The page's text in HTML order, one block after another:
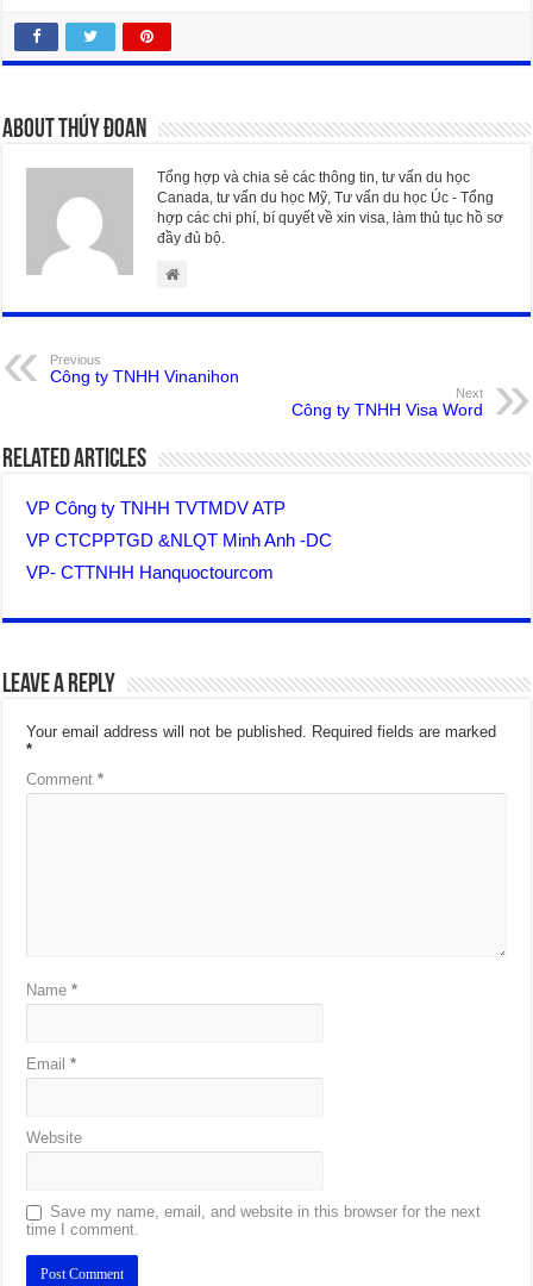
About Thúy Đoan
Tổng hợp và chia sẻ các thông tin, tư vấn du học
Canada, tư vấn du học Mỹ, Tư vấn du học Úc - Tổng
hợp các chi phí, bí quyết về xin visa, làm thủ tục hồ sơ
đầy đủ bộ.
Previous
Công ty TNHH Vinanihon
Next
Công ty TNHH Visa Word
Related Articles
VP Công ty TNHH TVTMDV ATP
VP CTCPPTGD &NLQT Minh Anh -DC
VP- CTTNHH Hanquoctourcom
Leave a Reply
Your email address will not be published. Required fields are marked
*
Comment*
Name*
Email*
Website
Save my name, email, and website in this browser for the next
time I comment.